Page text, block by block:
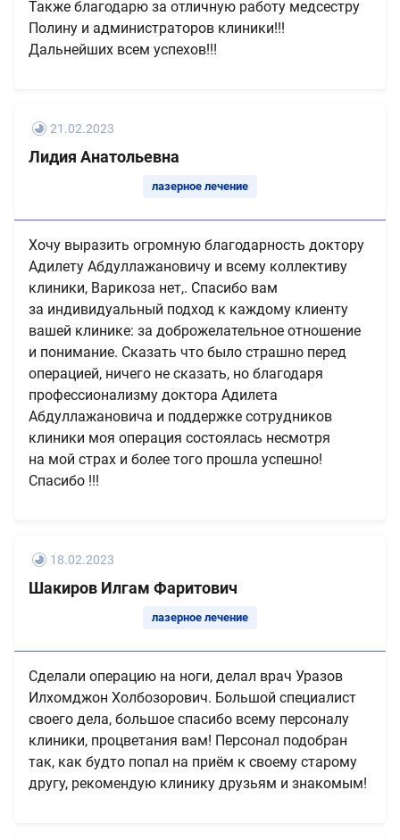
Также благодарю за отличную работу медсестру
Полину и администраторов клиники!!!
Дальнейших всем успехов!!!
21.02.2023
Лидия Анатольевна
лазерное лечение
Хочу выразить огромную благодарность доктору
Адилету Абдуллажановичу и всему коллективу
клиники, Варикоза нет,. Спасибо вам
за индивидуальный подход к каждому клиенту
вашей клинике: за доброжелательное отношение
и понимание. Сказать что было страшно перед
операцией, ничего не сказать, но благодаря
профессионализму доктора Адилета
Абдуллажановича и поддержке сотрудников
клиники моя операция состоялась несмотря
на мой страх и более того прошла успешно!
Спасибо !!!
18.02.2023
Шакиров Илгам Фаритович
лазерное лечение
Сделали операцию на ноги, делал врач Уразов
Илхомджон Холбозорович. Большой специалист
своего дела, большое спасибо всему персоналу
клиники, процветания вам! Персонал подобран
так, как будто попал на приём к своему старому
другу, рекомендую клинику друзьям и знакомым!